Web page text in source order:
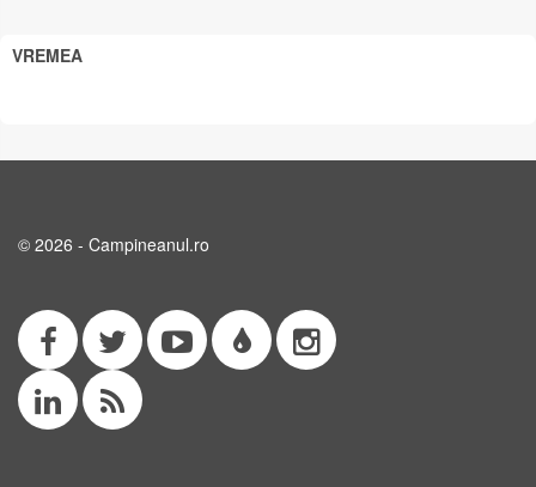
VREMEA
© 2026 - Campineanul.ro